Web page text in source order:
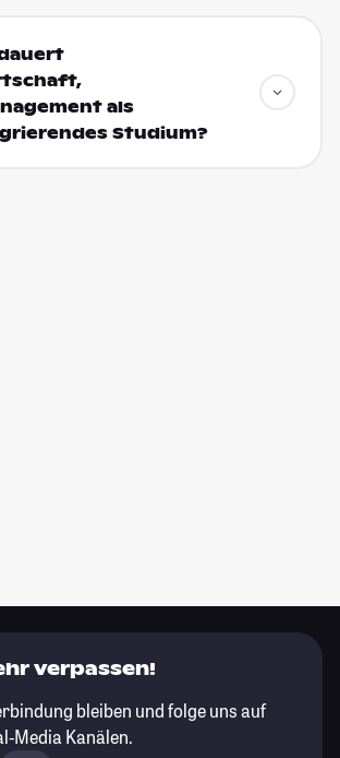
als
Studium?
verpassen!
bleiben und folge uns auf
Media Kanälen.